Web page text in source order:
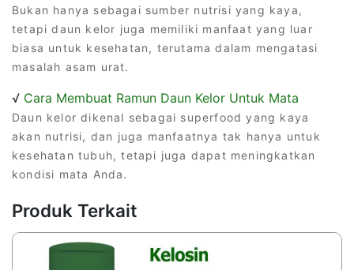
Bukan hanya sebagai sumber nutrisi yang kaya,
tetapi daun kelor juga memiliki manfaat yang luar
biasa untuk kesehatan, terutama dalam mengatasi
masalah asam urat.
√ Cara Membuat Ramun Daun Kelor Untuk Mata
Daun kelor dikenal sebagai superfood yang kaya
akan nutrisi, dan juga manfaatnya tak hanya untuk
kesehatan tubuh, tetapi juga dapat meningkatkan
kondisi mata Anda.
Produk Terkait